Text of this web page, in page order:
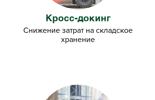
Кросс-докинг
Снижение затрат на складское
хранение